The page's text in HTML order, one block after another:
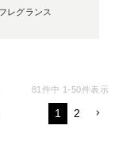
フレグランス
81 件中 1-50件表示
1 2